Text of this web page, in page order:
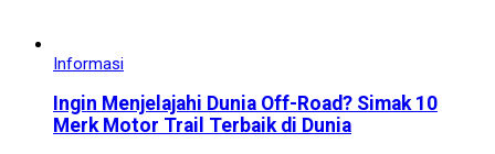
Informasi
Ingin Menjelajahi Dunia Off-Road? Simak 10
Merk Motor Trail Terbaik di Dunia